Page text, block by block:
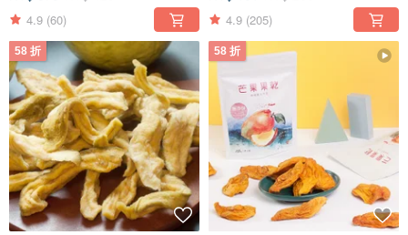
4.9 (60) 4.9 (205)
58 折 58 折